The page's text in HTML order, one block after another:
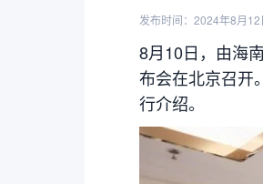
发布时间：2024年8月12
8月10日，由海
布会在北京召开
行介绍。